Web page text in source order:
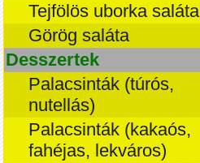
Tejfölös uborka saláta
Görög saláta
Desszertek
Palacsinták (túrós,
nutellás)
Palacsinták (kakaós,
fahéjas, lekváros)